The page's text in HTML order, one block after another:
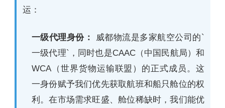
运：
一级代理身份：
威都物流是多家航空公司的`
一级代理`，同时也是CAAC（中国民航局）和
WCA（世界货物运输联盟）的正式成员。这
一身份赋予我们优先获取航班和船只舱位的权
利。在市场需求旺盛、舱位稀缺时，我们能优